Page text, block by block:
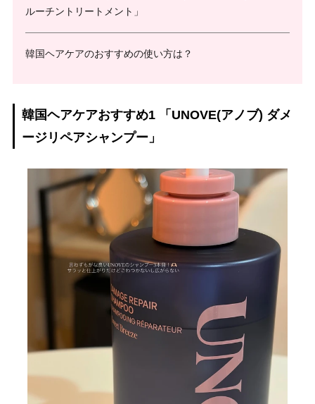
ルーチントリートメント」
韓国ヘアケアのおすすめの使い方は？
韓国ヘアケアおすすめ1 「UNOVE(アノブ) ダメ
ージリペアシャンプー」